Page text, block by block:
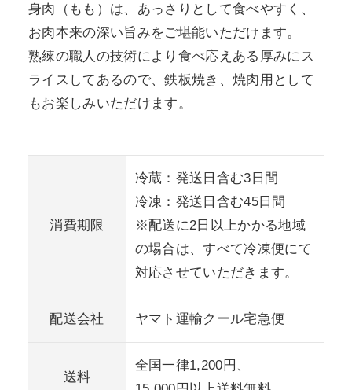
身肉（もも）は、あっさりとして食べやすく、
お肉本来の深い旨みをご堪能いただけます。
熟練の職人の技術により食べ応えある厚みにス
ライスしてあるので、鉄板焼き、焼肉用として
もお楽しみいただけます。
消費期限
冷蔵：発送日含む3日間
冷凍：発送日含む45日間
※配送に2日以上かかる地域
の場合は、すべて冷凍便にて
対応させていただきます。
配送会社 ヤマト運輸クール宅急便
送料
全国一律1,200円、